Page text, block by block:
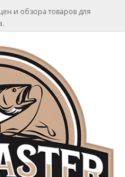
и обзора товаров для